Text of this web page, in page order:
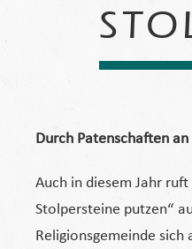
Durch Patenschaften
Auch in diesem Jahr
Stolpersteine putzen“
Religionsgemeinde